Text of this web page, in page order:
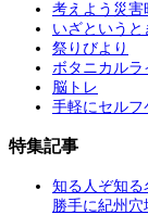
考えよう災害
いざという
祭りびより
ボタニカルラ
脳トレ
手軽にセルフ
特集記事
知る人ぞ知る
勝手に紀州穴